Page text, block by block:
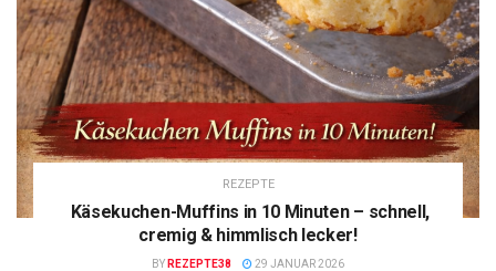
REZEPTE
Käsekuchen-Muffins in 10 Minuten – schnell,
cremig & himmlisch lecker!
BY REZEPTE38 29 JANUAR 2026